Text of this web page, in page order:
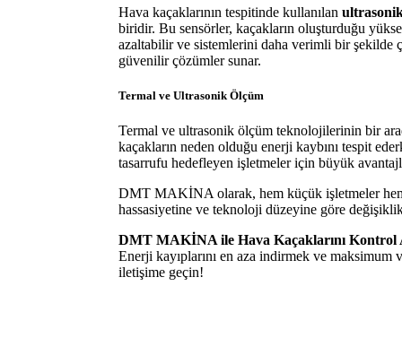
Hava kaçaklarının tespitinde kullanılan
biridir. Bu sensörler, kaçakların oluşturduğu
azaltabilir ve sistemlerini daha verimli bir şekilde
güvenilir çözümler sunar.
Termal ve Ultrasonik Ölçüm
Termal ve ultrasonik ölçüm teknolojilerinin bir
kaçakların neden olduğu enerji kaybını tespit
tasarrufu hedefleyen işletmeler için büyük
DMT MAKİNA olarak, hem küçük işletmeler
hassasiyetine ve teknoloji düzeyine göre
DMT MAKİNA ile Hava Kaçaklarını Kontrol
Enerji kayıplarını en aza indirmek ve
iletişime geçin!